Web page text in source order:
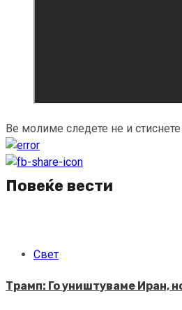
Ве молиме следете не и стиснете
Continue
Reading
Повеќе вести
Свет
Трамп: Го уништуваме Иран,